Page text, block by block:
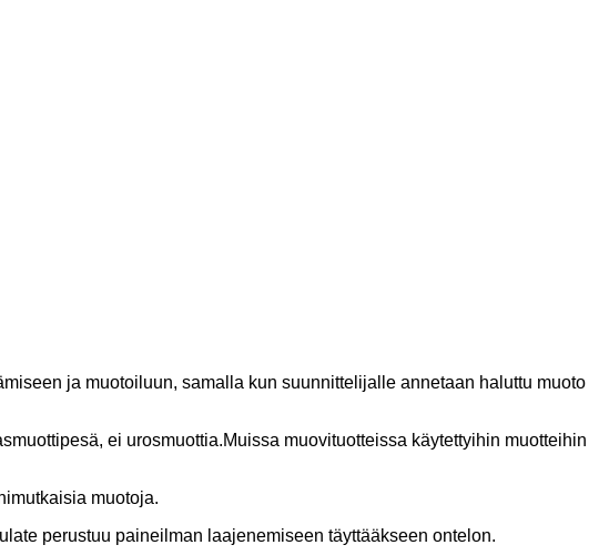
ja muotoiluun, samalla kun suunnittelijalle annetaan haluttu muoto
ei urosmuottia.Muissa muovituotteissa käytettyihin muotteihin
​​muotoja.
perustuu paineilman laajenemiseen täyttääkseen ontelon.